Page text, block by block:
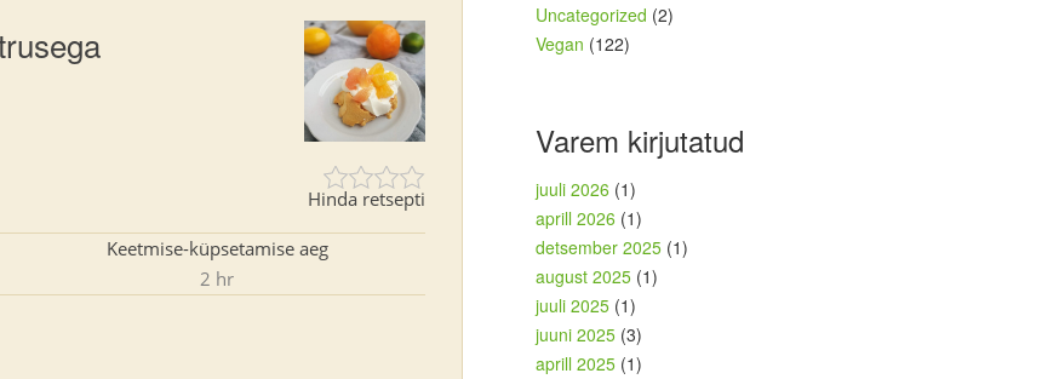
Hinda retsepti
Keetmise-küpsetamise aeg
2 hr
Uncategorized (2)
Vegan (122)
Varem kirjutatud
juuli 2026 (1)
aprill 2026 (1)
detsember 2025 (1)
august 2025 (1)
juuli 2025 (1)
juuni 2025 (3)
aprill 2025 (1)